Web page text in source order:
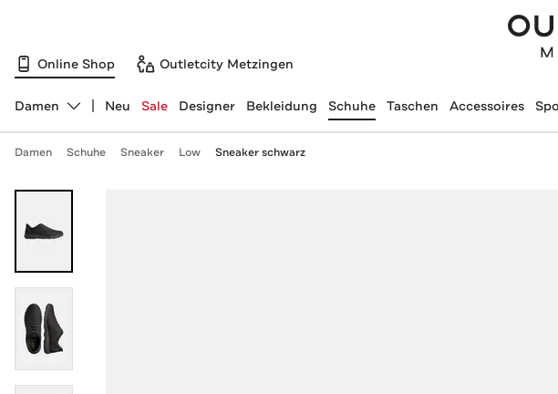
Online Shop Outletcity Metzingen
Abteilung ändern, ausgewählt:
Damen Neu Sale Designer Bekleidung Schuhe Taschen Accessoires
Damen Schuhe Sneaker Low Sneaker schwarz